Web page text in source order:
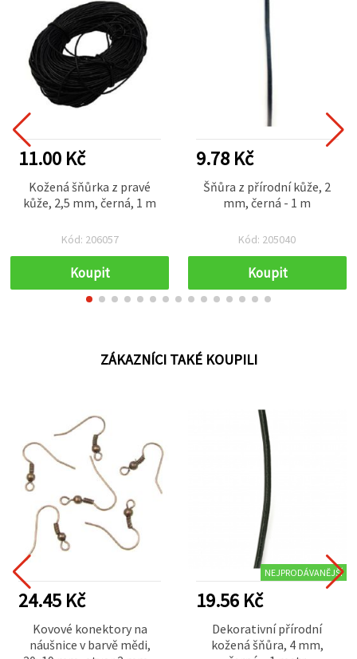
11.00 Kč
Kožená šňůrka z pravé
kůže, 2,5 mm, černá, 1 m
Kód: 206057
Koupit
9.78 Kč
Šňůra z přírodní kůže, 2
mm, černá - 1 m
Kód: 205040
Koupit
ZÁKAZNÍCI TAKÉ KOUPILI
24.45 Kč
Kovové konektory na
náušnice v barvě mědi,
NEJPRODÁVANĚJŠÍ
19.56 Kč
Dekorativní přírodní
kožená šňůra, 4 mm,